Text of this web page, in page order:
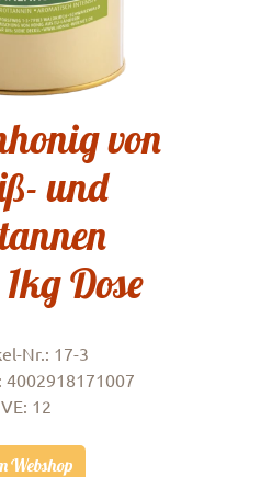
von
und
Dose
Nr.: 17-3
4002918171007
VE: 12
Webshop